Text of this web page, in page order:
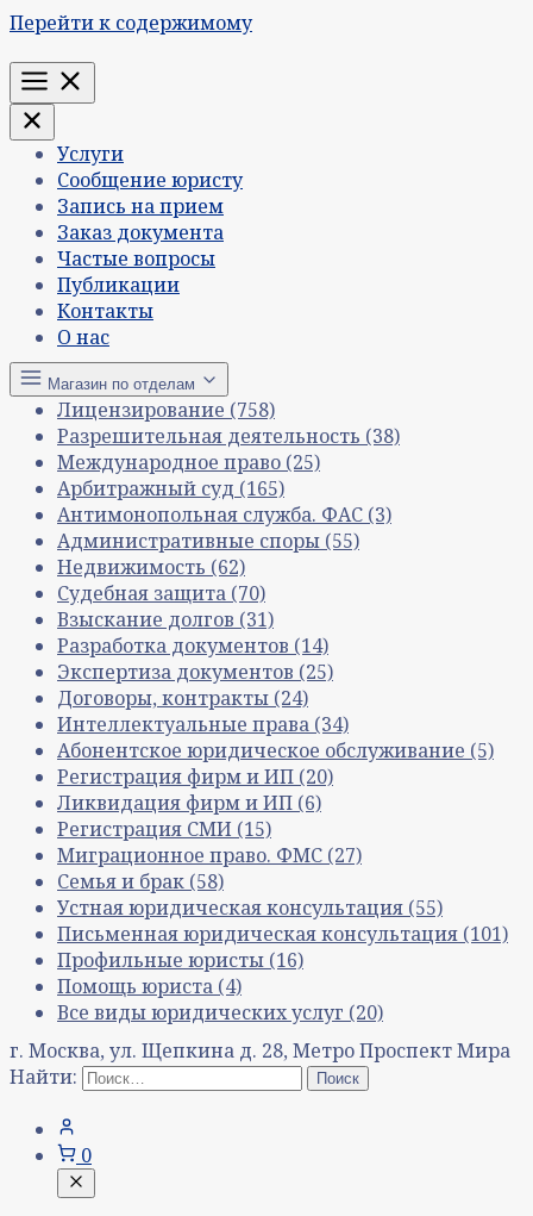
Перейти к содержимому
Меню
Услуги
Сообщение юристу
Запись на прием
Заказ документа
Частые вопросы
Публикации
Контакты
О нас
Магазин по отделам
Лицензирование (758)
Разрешительная деятельность (38)
Международное право (25)
Арбитражный суд (165)
Антимонопольная служба. ФАС (3)
Административные споры (55)
Недвижимость (62)
Судебная защита (70)
Взыскание долгов (31)
Разработка документов (14)
Экспертиза документов (25)
Договоры, контракты (24)
Интеллектуальные права (34)
Абонентское юридическое обслуживание (5)
Регистрация фирм и ИП (20)
Ликвидация фирм и ИП (6)
Регистрация СМИ (15)
Миграционное право. ФМС (27)
Семья и брак (58)
Устная юридическая консультация (55)
Письменная юридическая консультация (101)
Профильные юристы (16)
Помощь юриста (4)
Все виды юридических услуг (20)
г. Москва, ул. Щепкина д. 28, Метро Проспект Мира
Найти:
0